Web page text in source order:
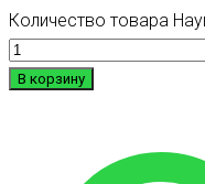
Количество товара
В корзину